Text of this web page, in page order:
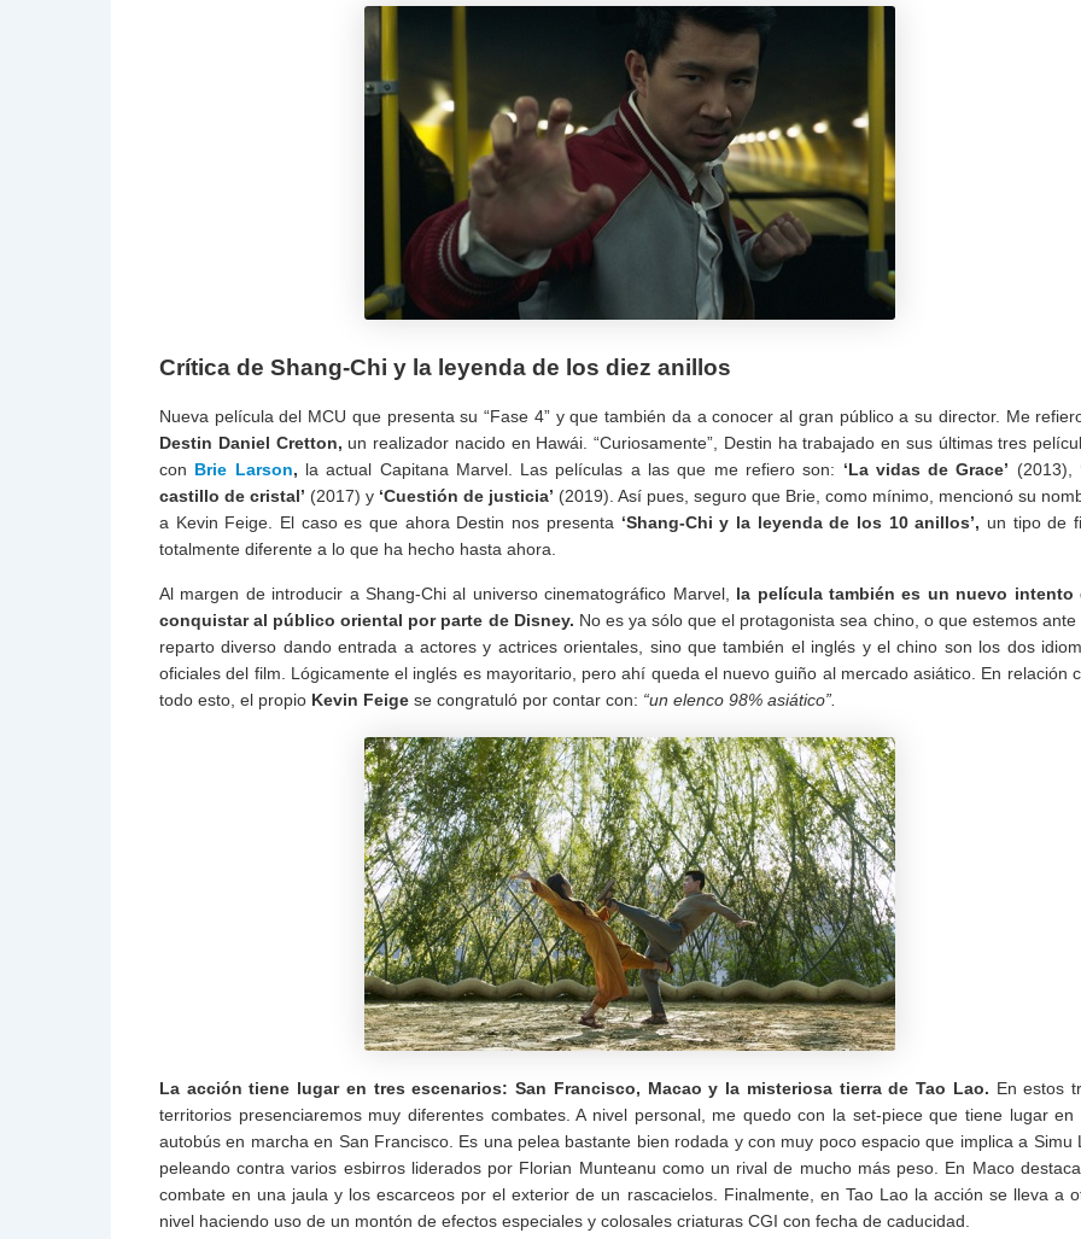
Crítica de Shang-Chi y la leyenda de los diez anillos
Nueva película del MCU que presenta su “Fase 4” y que también da a conocer al gran público a su director. Me
Destin Daniel Cretton, un realizador nacido en Hawái. “Curiosamente”, Destin ha trabajado en sus últimas tres
con Brie Larson, la actual Capitana Marvel. Las películas a las que me refiero son: ‘La vidas de Grace’ (2013),
castillo de cristal’ (2017) y ‘Cuestión de justicia’ (2019). Así pues, seguro que Brie, como mínimo, mencionó su
a Kevin Feige. El caso es que ahora Destin nos presenta ‘Shang-Chi y la leyenda de los 10 anillos’, un tipo de
totalmente diferente a lo que ha hecho hasta ahora.
Al margen de introducir a Shang-Chi al universo cinematográfico Marvel, la película también es un nuevo intento
conquistar al público oriental por parte de Disney. No es ya sólo que el protagonista sea chino, o que estemos ante
reparto diverso dando entrada a actores y actrices orientales, sino que también el inglés y el chino son los dos
oficiales del film. Lógicamente el inglés es mayoritario, pero ahí queda el nuevo guiño al mercado asiático. En relación
todo esto, el propio Kevin Feige se congratuló por contar con: “un elenco 98% asiático”.
La acción tiene lugar en tres escenarios: San Francisco, Macao y la misteriosa tierra de Tao Lao. En estos
territorios presenciaremos muy diferentes combates. A nivel personal, me quedo con la set-piece que tiene lugar en
autobús en marcha en San Francisco. Es una pelea bastante bien rodada y con muy poco espacio que implica a Simu
peleando contra varios esbirros liderados por Florian Munteanu como un rival de mucho más peso. En Maco
combate en una jaula y los escarceos por el exterior de un rascacielos. Finalmente, en Tao Lao la acción se lleva a
nivel haciendo uso de un montón de efectos especiales y colosales criaturas CGI con fecha de caducidad.